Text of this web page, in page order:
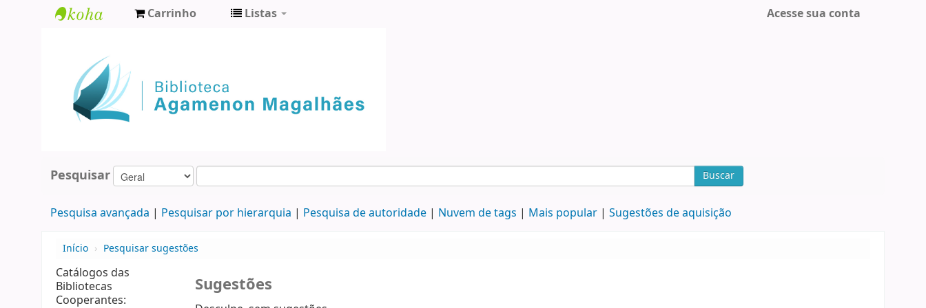
Agamenon
Magalhães
Carrinho Listas Acesse sua conta
Pesquisar Buscar
Pesquisa avançada Pesquisar por hierarquia Pesquisa de autoridade Nuvem de tags Mais popular Sugestões de aquisição
Início › Pesquisar sugestões
Catálogos das
Bibliotecas
Cooperantes:
Sugestões